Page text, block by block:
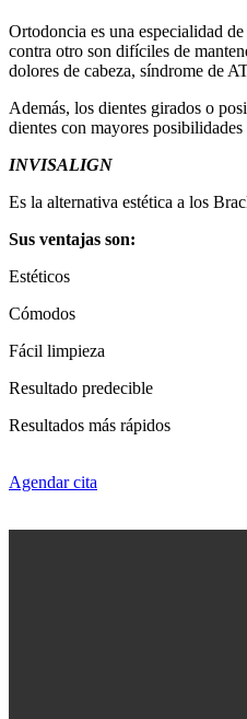
Ortodoncia es una especialidad
contra otro son difíciles de
dolores de cabeza, síndrome de
Además, los dientes girados o
dientes con mayores
INVISALIGN
Es la alternativa estética a los
Sus ventajas son:
Estéticos
Cómodos
Fácil limpieza
Resultado predecible
Resultados más rápidos
Agendar cita